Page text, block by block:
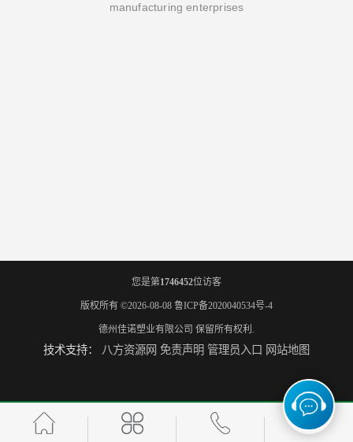
manufacturing enterprises
您是第1746452位访客
版权所有 ©2026-08-08 鲁ICP备2020040534号-4
德州佳诺塑业有限公司 保留所有权利.
技术支持： 八方资源网 免责声明 管理员入口 网站地图